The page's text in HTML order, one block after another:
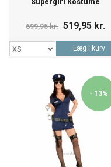
Supergirl Kostume
699,95 kr. 519,95 kr.
Læg i kurv
- 13%